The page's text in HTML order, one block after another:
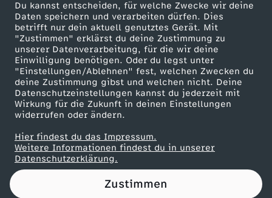
Du kannst entscheiden, für welche Zwecke wir deine
Daten speichern und verarbeiten dürfen. Dies
betrifft nur dein aktuell genutztes Gerät. Mit
"Zustimmen" erklärst du deine Zustimmung zu
unserer Datenverarbeitung, für die wir deine
Einwilligung benötigen. Oder du legst unter
"Einstellungen/Ablehnen" fest, welchen Zwecken du
deine Zustimmung gibst und welchen nicht. Deine
Datenschutzeinstellungen kannst du jederzeit mit
Wirkung für die Zukunft in deinen Einstellungen
widerrufen oder ändern.
Hier findest du das Impressum.
Weitere Informationen findest du in unserer
Datenschutzerklärung.
Zustimmen
ZDF goes Schule
Werbefernsehen
Mainzelmännchen
Partner